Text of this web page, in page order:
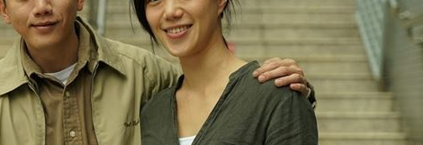
能 12:00